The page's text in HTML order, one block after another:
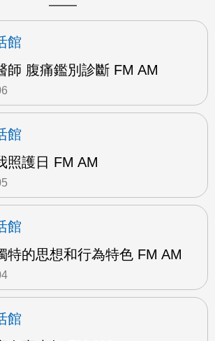
館
師 腹痛鑑別診斷 FM AM
館
照護日 FM AM
館
特的思想和行為特色 FM AM
館